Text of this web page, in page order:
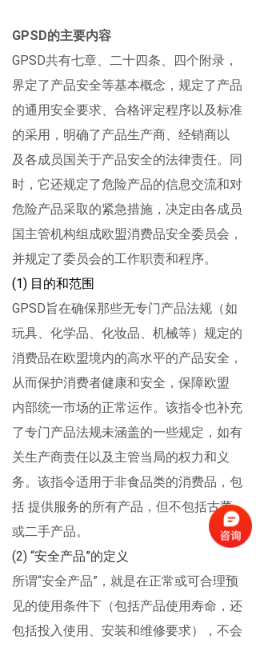
GPSD的主要内容
GPSD共有七章、二十四条、四个附录，
界定了产品安全等基本概念，规定了产品
的通用安全要求、合格评定程序以及标准
的采用，明确了产品生产商、经销商以
及各成员国关于产品安全的法律责任。同
时，它还规定了危险产品的信息交流和对
危险产品采取的紧急措施，决定由各成员
国主管机构组成欧盟消费品安全委员会，
并规定了委员会的工作职责和程序。
(1) 目的和范围
GPSD旨在确保那些无专门产品法规（如
玩具、化学品、化妆品、机械等）规定的
消费品在欧盟境内的高水平的产品安全，
从而保护消费者健康和安全，保障欧盟
内部统一市场的正常运作。该指令也补充
了专门产品法规未涵盖的一些规定，如有
关生产商责任以及主管当局的权力和义
务。该指令适用于非食品类的消费品，包
括 提供服务的所有产品，但不包括古董
或二手产品。
(2) “安全产品”的定义
所谓“安全产品” ，就是在正常或可合理预
见的使用条件下（包括产品使用寿命，还
包括投入使用、安装和维修要求），不会